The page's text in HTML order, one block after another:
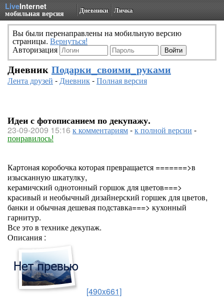
LiveInternet
мобильная версия Дневники Личка
Вы были перенаправлены на мобильную версию
страницы. Вернуться!
Авторизация
Дневник Подарки_своими_руками
Лента друзей -Дневник-Полная версия
Идеи с фотописанием по декупажу.
23-09-2009 15:16 к комментариям-к полной версии -
понравилось!
Картоная коробочка которая превращается =======>в
изысканную шкатулку,
керамичский однотонный горшок для цветов===>
красивый и необычный дизайнерский горшек для цветов,
банки и обычная дешевая подставка===> кухонный
гарнитур.
Все это в технике декупаж.
Описания :
[490x661]